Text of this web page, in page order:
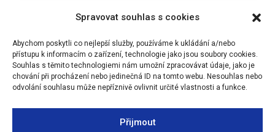
Spravovat souhlas s cookies
Abychom poskytli co nejlepší služby, používáme k ukládání a/nebo
přístupu k informacím o zařízení, technologie jako jsou soubory cookies.
Souhlas s těmito technologiemi nám umožní zpracovávat údaje, jako je
chování při procházení nebo jedinečná ID na tomto webu. Nesouhlas nebo
odvolání souhlasu může nepříznivě ovlivnit určité vlastnosti a funkce.
Přijmout
vzdělávání mezi rodiči, učiteli a dalšími aktéry z Olomouce jsou